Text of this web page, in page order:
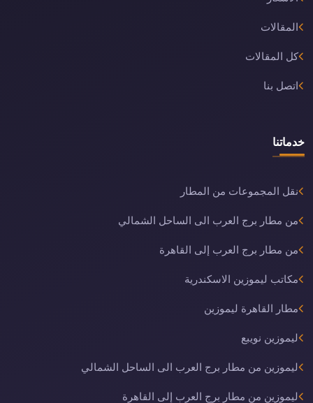
المقالات
كل المقالات
اتصل بنا
خدماتنا
نقل المجموعات من المطار
من مطار برج العرب الى الساحل الشمالي
من مطار برج العرب إلى القاهرة
مكاتب ليموزين الاسكندرية
مطار القاهرة ليموزين
ليموزين نويبع
ليموزين من مطار برج العرب الى الساحل الشمالي
ليموزين من مطار برج العرب إلى القاهرة